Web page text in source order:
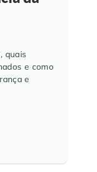
quais
e como
e